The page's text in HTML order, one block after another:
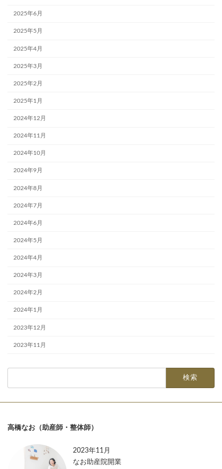
2025年6月
2025年5月
2025年4月
2025年3月
2025年2月
2025年1月
2024年12月
2024年11月
2024年10月
2024年9月
2024年8月
2024年7月
2024年6月
2024年5月
2024年4月
2024年3月
2024年2月
2024年1月
2023年12月
2023年11月
高橋なお（助産師・整体師）
2023年11月
なお助産院開業